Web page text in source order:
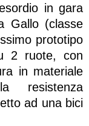
in gara
Gallo (classe
prototipo
2 ruote, con
in materiale
resistenza
ad una bici